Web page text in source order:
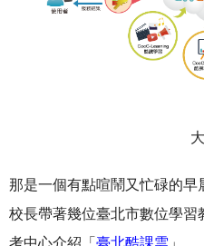
那是一個有點喧鬧又忙碌的
校長帶著幾位臺北市數位學